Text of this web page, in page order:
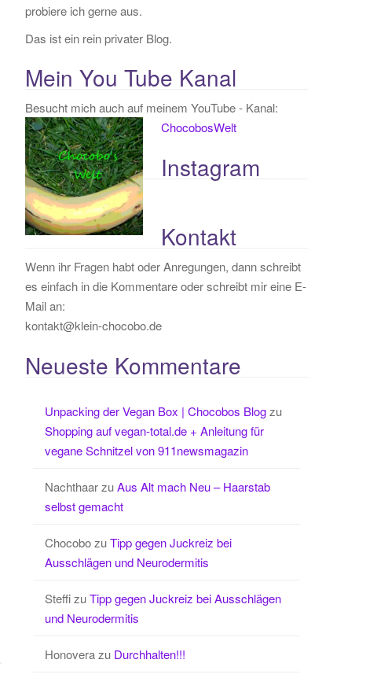
probiere ich gerne aus.
Das ist ein rein privater Blog.
Mein You Tube Kanal
Besucht mich auch auf meinem YouTube - Kanal:
ChocobosWelt
Instagram
Kontakt
Wenn ihr Fragen habt oder Anregungen, dann schreibt
es einfach in die Kommentare oder schreibt mir eine E-
Mail an:
kontakt@klein-chocobo.de
Neueste Kommentare
Unpacking der Vegan Box | Chocobos Blogzu
Shopping auf vegan-total.de + Anleitung für
vegane Schnitzel von 911newsmagazin
NachthaarzuAus Alt mach Neu – Haarstab
selbst gemacht
ChocobozuTipp gegen Juckreiz bei
Ausschlägen und Neurodermitis
SteffizuTipp gegen Juckreiz bei Ausschlägen
und Neurodermitis
Honoverazu Durchhalten!!!